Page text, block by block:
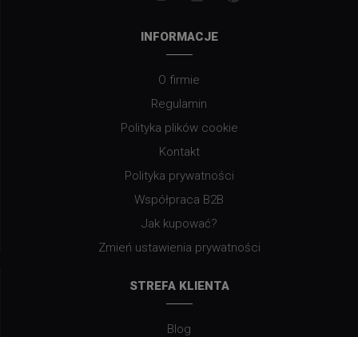
INFORMACJE
O firmie
Regulamin
Polityka plików cookie
Kontakt
Polityka prywatności
Współpraca B2B
Jak kupować?
Zmień ustawienia prywatności
STREFA KLIENTA
Blog